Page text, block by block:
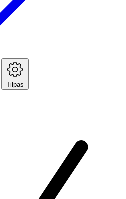
Tilpas